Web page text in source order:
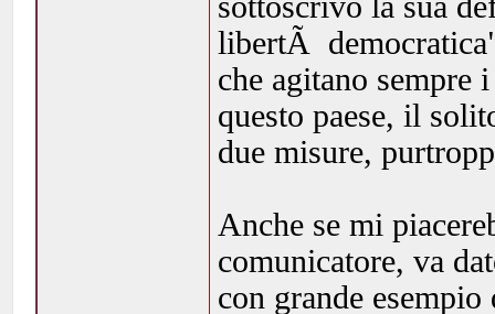
libertÃ
che agitano sempre
questo paese, il
due misure,
Anche se mi
comunicatore, va
con grande